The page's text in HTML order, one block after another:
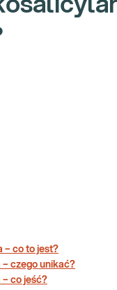
– co to jest?
czego unikać?
co jeść?